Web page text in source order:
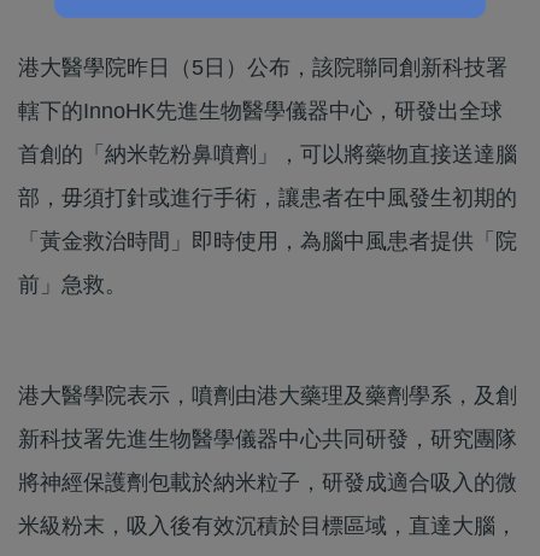
港大醫學院昨日（5日）公布，該院聯同創新科技署
轄下的InnoHK先進生物醫學儀器中心，研發出全球
首創的「納米乾粉鼻噴劑」，可以將藥物直接送達腦
部，毋須打針或進行手術，讓患者在中風發生初期的
「黃金救治時間」即時使用，為腦中風患者提供「院
前」急救。
港大醫學院表示，噴劑由港大藥理及藥劑學系，及創
新科技署先進生物醫學儀器中心共同研發，研究團隊
將神經保護劑包載於納米粒子，研發成適合吸入的微
米級粉末，吸入後有效沉積於目標區域，直達大腦，